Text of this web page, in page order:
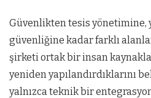
Güvenlikten tesis yönetimine,
güvenliğine kadar farklı
şirketi ortak bir insan
yeniden yapılandırdıklarını
yalnızca teknik bir